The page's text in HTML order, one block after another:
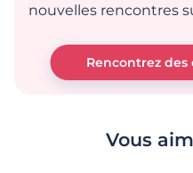
nouvelles rencontres
Rencontrez des
Vous